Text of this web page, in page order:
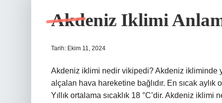
Akdeniz Iklimi
Tarih: Ekim 11, 2024
Akdeniz iklimi nedir vikipedi? Akdeniz ikliminde
alçalan hava hareketine bağlıdır. En sıcak aylık
Yıllık ortalama sıcaklık 18 °C’dir. Akdeniz